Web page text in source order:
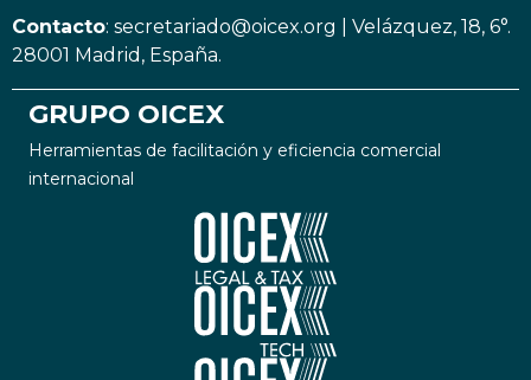
Contacto: secretariado@oicex.org
Velázquez, 18, 6°.
28001 Madrid, España.
GRUPO OICEX
Herramientas de facilitación y eficiencia comercial
internacional